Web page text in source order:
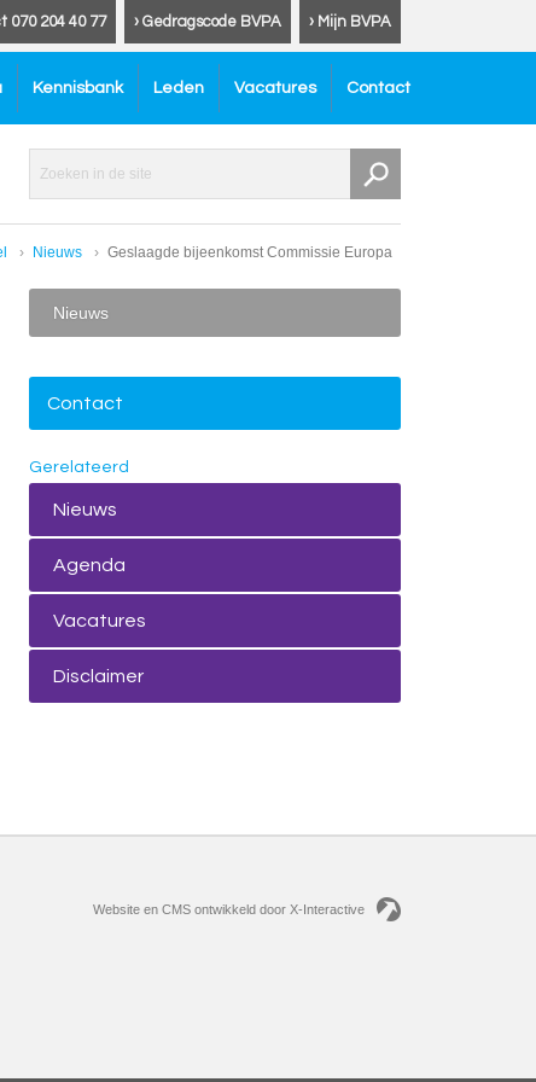
› Mijn BVPA
› Gedragscode BVPA
070 204 40 77
Kennisbank Leden Vacatures Contact
Nieuws Geslaagde bijeenkomst Commissie Europa
Nieuws
Contact
Gerelateerd
Nieuws
Agenda
Vacatures
Disclaimer
Website en CMS ontwikkeld door X-Interactive